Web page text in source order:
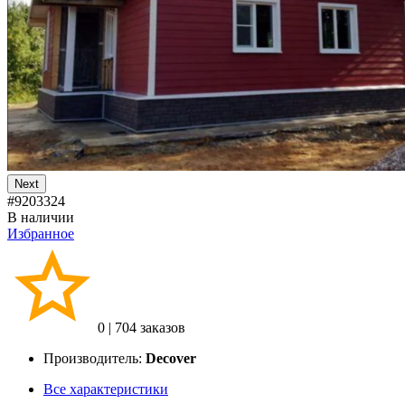
Next
#9203324
В наличии
Избранное
0 | 704 заказов
Производитель: Decover
Все характеристики